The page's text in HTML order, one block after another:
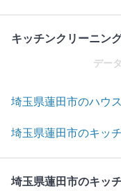
キッチンクリーニン
デー
埼玉県蓮田市のハウ
埼玉県蓮田市のキッ
埼玉県蓮田市のキッ